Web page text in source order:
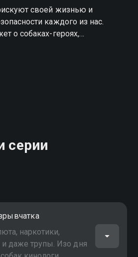
своей жизнью и
каждого из нас.
о собаках-героях,
по спасению людей от
случаев
серии
наркотики,
и даже трупы. Изо дня